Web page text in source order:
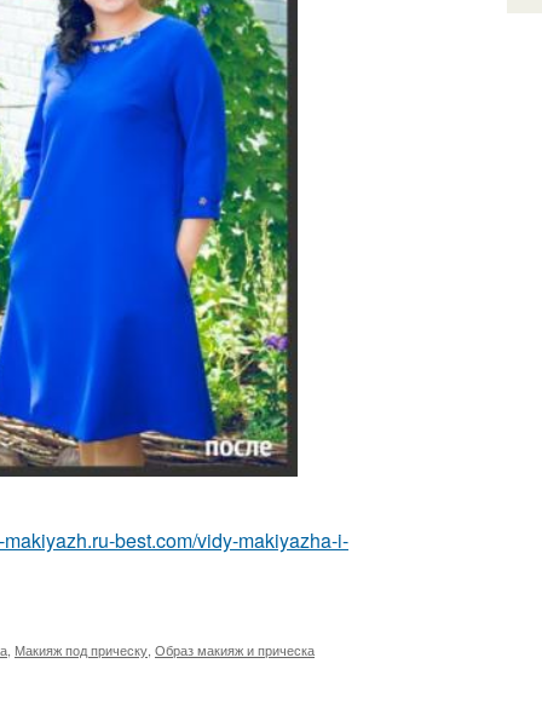
best.com/vidy-makiyazha-i-
Макияж под прическу Образ макияж и прическа